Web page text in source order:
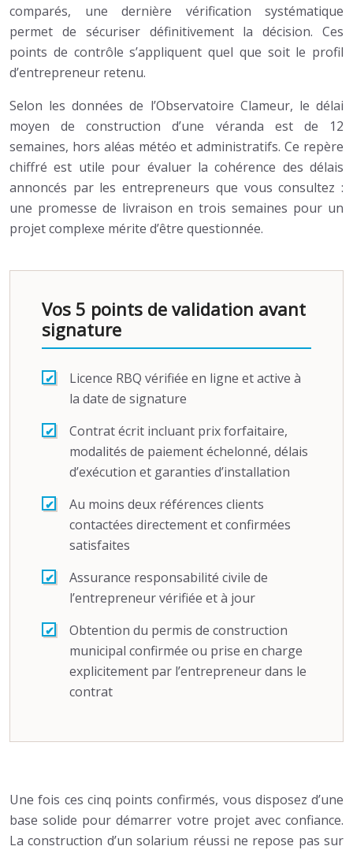
comparés, une dernière vérification systématique
permet de sécuriser définitivement la décision. Ces
points de contrôle s’appliquent quel que soit le profil
d’entrepreneur retenu.
Selon les données de l’Observatoire Clameur, le délai
moyen de construction d’une véranda est de 12
semaines, hors aléas météo et administratifs. Ce repère
chiffré est utile pour évaluer la cohérence des délais
annoncés par les entrepreneurs que vous consultez :
une promesse de livraison en trois semaines pour un
projet complexe mérite d’être questionnée.
Vos 5 points de validation avant
signature
Licence RBQ vérifiée en ligne et active à
la date de signature
Contrat écrit incluant prix forfaitaire,
modalités de paiement échelonné, délais
d’exécution et garanties d’installation
Au moins deux références clients
contactées directement et confirmées
satisfaites
Assurance responsabilité civile de
l’entrepreneur vérifiée et à jour
Obtention du permis de construction
municipal confirmée ou prise en charge
explicitement par l’entrepreneur dans le
contrat
Une fois ces cinq points confirmés, vous disposez d’une
base solide pour démarrer votre projet avec confiance.
La construction d’un solarium réussi ne repose pas sur